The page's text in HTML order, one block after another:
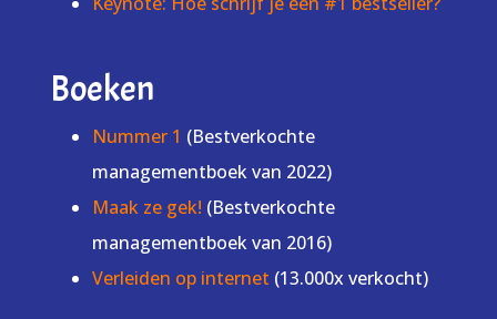
Boeken
Nummer 1 (Bestverkochte
managementboek van 2022)
Maak ze gek! (Bestverkochte
managementboek van 2016)
Verleiden op internet (13.000x verkocht)